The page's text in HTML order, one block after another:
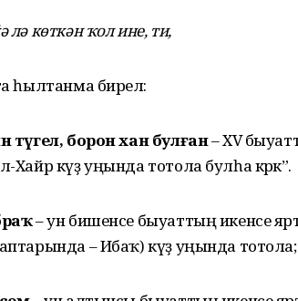
лә көткән ҡол ине, ти,
һылтанма бирелә:
түгел, борон хан булған– XV
Хайр күҙ уңында тотола булһа кәрәк”.
– ун бишенсе быуаттың икенсе
– Ибаҡ) күҙ уңында тотола;